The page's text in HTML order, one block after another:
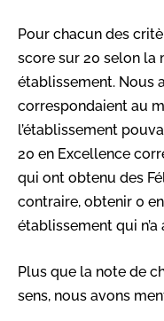
Pour chacun des
score sur 20 selon la
établissement. Nous
correspondaient au
l’établissement
20 en Excellence
qui ont obtenu des
contraire, obtenir 0
établissement qui
Plus que la note de
sens, nous avons